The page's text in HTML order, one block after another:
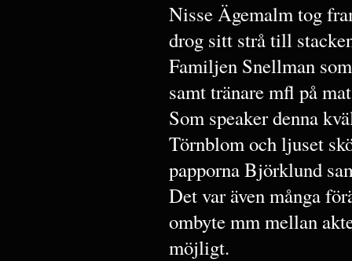
Nisse Ägemalm tog
drog sitt strå till
Familjen Snellman
samt tränare mfl på
Som speaker denna
Törnblom och ljuset
papporna Björklund
Det var även många
ombyte mm mellan
möjligt.